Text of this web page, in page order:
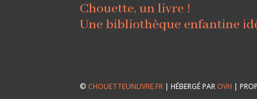
Chouette, un livre !
Une bibliothèque enfantine
©CHOUETTEUNLIVRE.FR | HÉBERGÉ PAROVH |